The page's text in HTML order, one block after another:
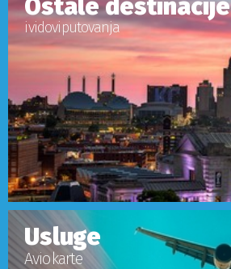
Ostale destinacije
i vidovi putovanja